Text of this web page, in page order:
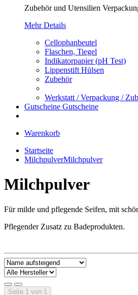
Zubehör und Utensilien
Mehr Details
Cellophanbeutel
Flaschen, Tiegel
Indikatorpapier (pH Test)
Lippenstift Hülsen
Zubehör
Werkstatt / Verpackung /
Gutscheine Gutscheine
Warenkorb
Startseite
MilchpulverMilchpulver
Milchpulver
Für milde und pflegende Seifen, mit
Pflegender Zusatz zu Badeprodukten.
Seite 1 von 1